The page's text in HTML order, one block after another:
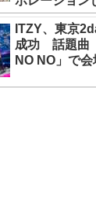
曲「
開
ITZY、東京
成功 話題曲
NO NO」で